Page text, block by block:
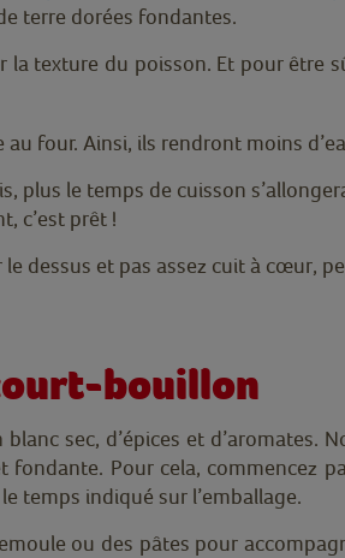
terre dorées fondantes.
la texture du poisson. Et pour être
four. Ainsi, ils rendront moins
plus le temps de cuisson
c’est prêt !
dessus et pas assez cuit à cœur,
bouillon
sec, d’épices et d’aromates.
Pour cela, commencez
temps indiqué sur l’emballage.
ou des pâtes pour